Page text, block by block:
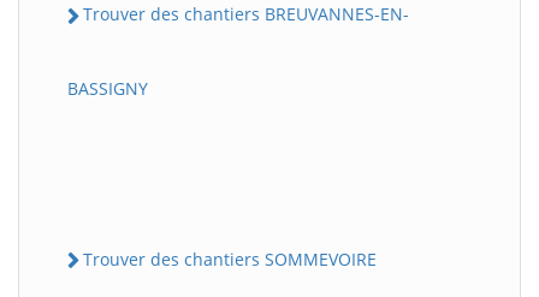
Trouver des chantiers BREUVANNES-EN-
BASSIGNY
Trouver des chantiers SOMMEVOIRE